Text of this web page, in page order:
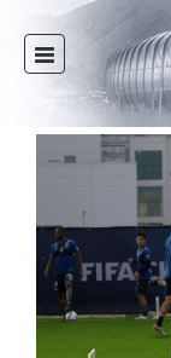
INICIO
NOTICIAS
MULTIMEDIA
RAYADOS
RAYADAS
FUERZAS BÁSICAS